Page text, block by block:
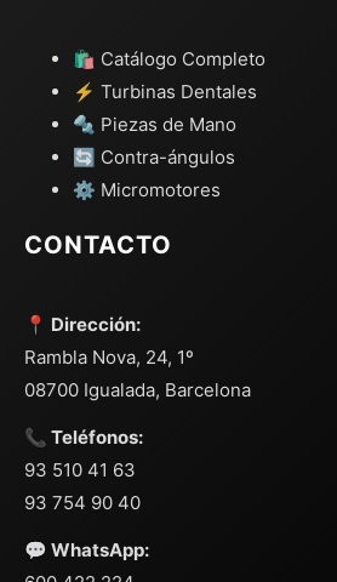
🛍️ Catálogo Completo
⚡ Turbinas Dentales
🔩 Piezas de Mano
🔄 Contra-ángulos
⚙️ Micromotores
CONTACTO
📍 Dirección:
Rambla Nova, 24, 1º
08700 Igualada, Barcelona
📞 Teléfonos:
93 510 41 63
93 754 90 40
💬 WhatsApp: